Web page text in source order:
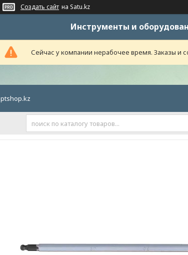
Создать сайт на Satu.kz
Инструменты и
Сейчас у компании нерабочее время. Заказы и
ptshop.kz